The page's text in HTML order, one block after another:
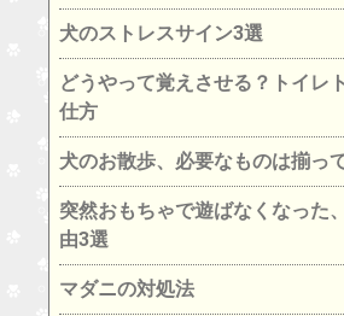
犬のストレスサイン3選
どうやって覚えさせる？トイレ
仕方
犬のお散歩、必要なものは揃っ
突然おもちゃで遊ばなくなった
由3選
マダニの対処法